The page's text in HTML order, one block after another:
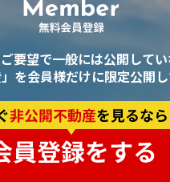
要望で一般には公開して
を会員様だけに限定公開し